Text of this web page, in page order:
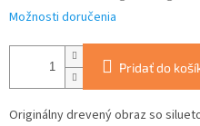
Možnosti doručenia
Pridať do
Originálny drevený obraz so